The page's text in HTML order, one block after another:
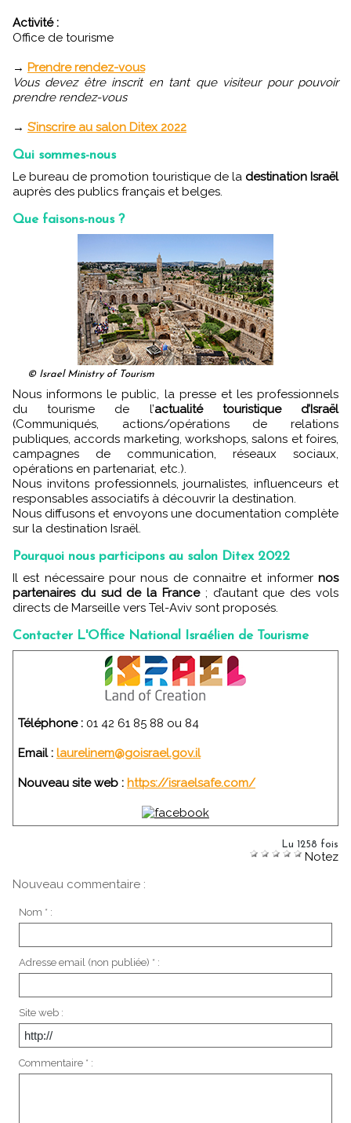
Activité :
Office de tourisme
→ Prendre rendez-vous
Vous devez être inscrit en tant que visiteur pour pouvoir
prendre rendez-vous
→ S’inscrire au salon Ditex 2022
Qui sommes-nous
Le bureau de promotion touristique de la destination Israël
auprès des publics français et belges.
Que faisons-nous ?
© Israel Ministry of Tourism
Nous informons le public, la presse et les professionnels
du tourisme de l’actualité touristique d’Israël
(Communiqués, actions/opérations de relations
publiques, accords marketing, workshops, salons et foires,
campagnes de communication, réseaux sociaux,
opérations en partenariat, etc.).
Nous invitons professionnels, journalistes, influenceurs et
responsables associatifs à découvrir la destination.
Nous diffusons et envoyons une documentation complète
sur la destination Israël.
Pourquoi nous participons au salon Ditex 2022
Il est nécessaire pour nous de connaitre et informer nos
partenaires du sud de la France; d’autant que des vols
directs de Marseille vers Tel-Aviv sont proposés.
Contacter L'Office National Israélien de Tourisme
Téléphone : 01 42 61 85 88 ou 84
Email : laurelinem@goisrael.gov.il
Nouveau site web : https://israelsafe.com/
Lu 1258 fois
Notez
Nouveau commentaire :
Nom * :
Adresse email (non publiée) * :
Site web :
Commentaire * :